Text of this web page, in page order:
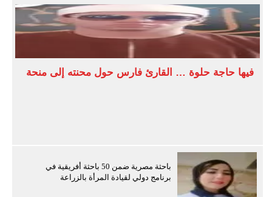
فيها حاجة حلوة … القارئ فارس حول محنته إلى منحة
باحثة مصرية ضمن 50 باحثة أفريقية في
برنامج دولي لقيادة المرأة بالزراعة